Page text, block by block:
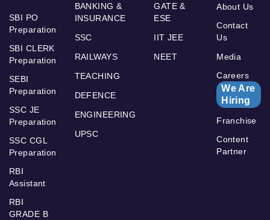
SBI PO
Preparation
SBI CLERK
Preparation
SEBI
Preparation
SSC JE
Preparation
SSC CGL
Preparation
RBI
Assistant
RBI
GRADE B
BANKING &
INSURANCE
SSC
RAILWAYS
TEACHING
DEFENCE
ENGINEERING
UPSC
GATE &
ESE
IIT JEE
NEET
About Us
Contact
Us
Media
Careers
We Are
Hiring
Franchise
Content
Partner